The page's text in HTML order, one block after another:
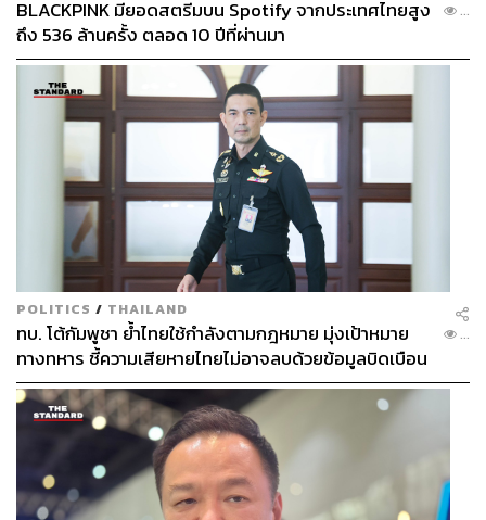
BLACKPINK มียอดสตรีมบน Spotify จากประเทศไทยสูง
ถึง 536 ล้านครั้ง ตลอด 10 ปีที่ผ่านมา
...
POLITICS / THAILAND
ทบ. โต้กัมพูชา ย้ำไทยใช้กำลังตามกฎหมาย มุ่งเป้าหมาย
ทางทหาร ชี้ความเสียหายไทยไม่อาจลบด้วยข้อมูลบิดเบือน
...